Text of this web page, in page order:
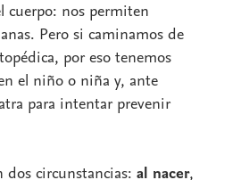
cuerpo: nos permiten
Pero si caminamos de
por eso tenemos
el niño o niña y, ante
para intentar prevenir
dos circunstancias: al nacer,